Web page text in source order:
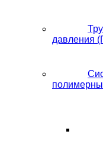
давления